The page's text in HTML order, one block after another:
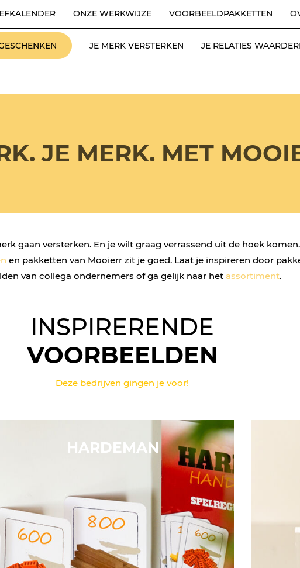
ONZE WERKWIJZE VOORBEELDPAKKETTEN
JE MERK VERSTERKEN JE RELATIES
JE MERK. MET
gaan versterken. En je wilt graag verrassend uit de hoek
en pakketten van Mooierr zit je goed. Laat je inspireren door
van collega ondernemers of ga gelijk naar het assortiment.
INSPIRERENDE
VOORBEELDEN
Deze bedrijven gingen je voor!
HARDEMAN